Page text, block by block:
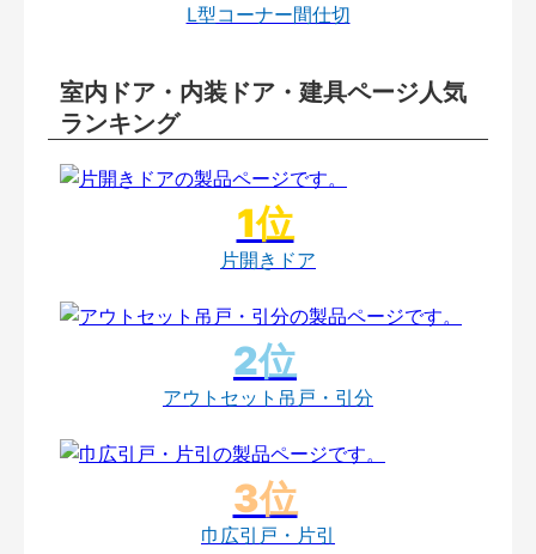
L型コーナー間仕切
室内ドア・内装ドア・建具ページ人気
ランキング
片開きドア
アウトセット吊戸・引分
巾広引戸・片引